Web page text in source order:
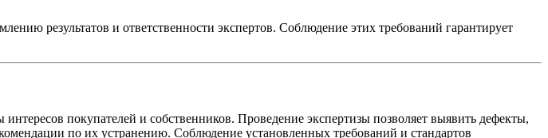
результатов и ответственности экспертов. Соблюдение этих требований гарантирует
покупателей и собственников. Проведение экспертизы позволяет выявить дефекты,
по их устранению. Соблюдение установленных требований и стандартов